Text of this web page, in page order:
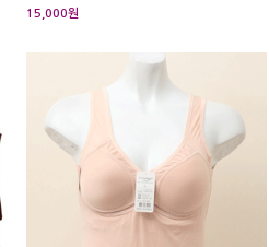
15,000원